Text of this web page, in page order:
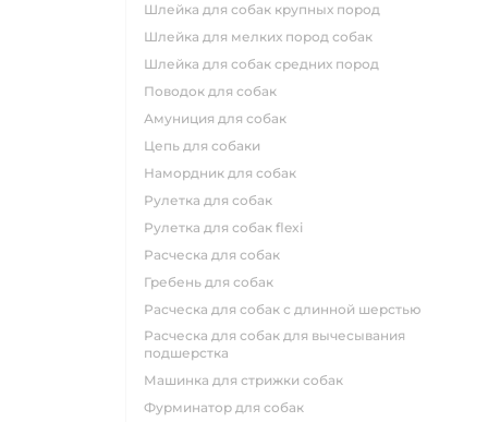
шлейка для собак крупных пород
шлейка для мелких пород собак
шлейка для собак средних пород
поводок для собак
амуниция для собак
цепь для собаки
намордник для собак
рулетка для собак
рулетка для собак flexi
расческа для собак
гребень для собак
расческа для собак с длинной шерстью
расческа для собак для вычесывания
подшерстка
машинка для стрижки собак
фурминатор для собак